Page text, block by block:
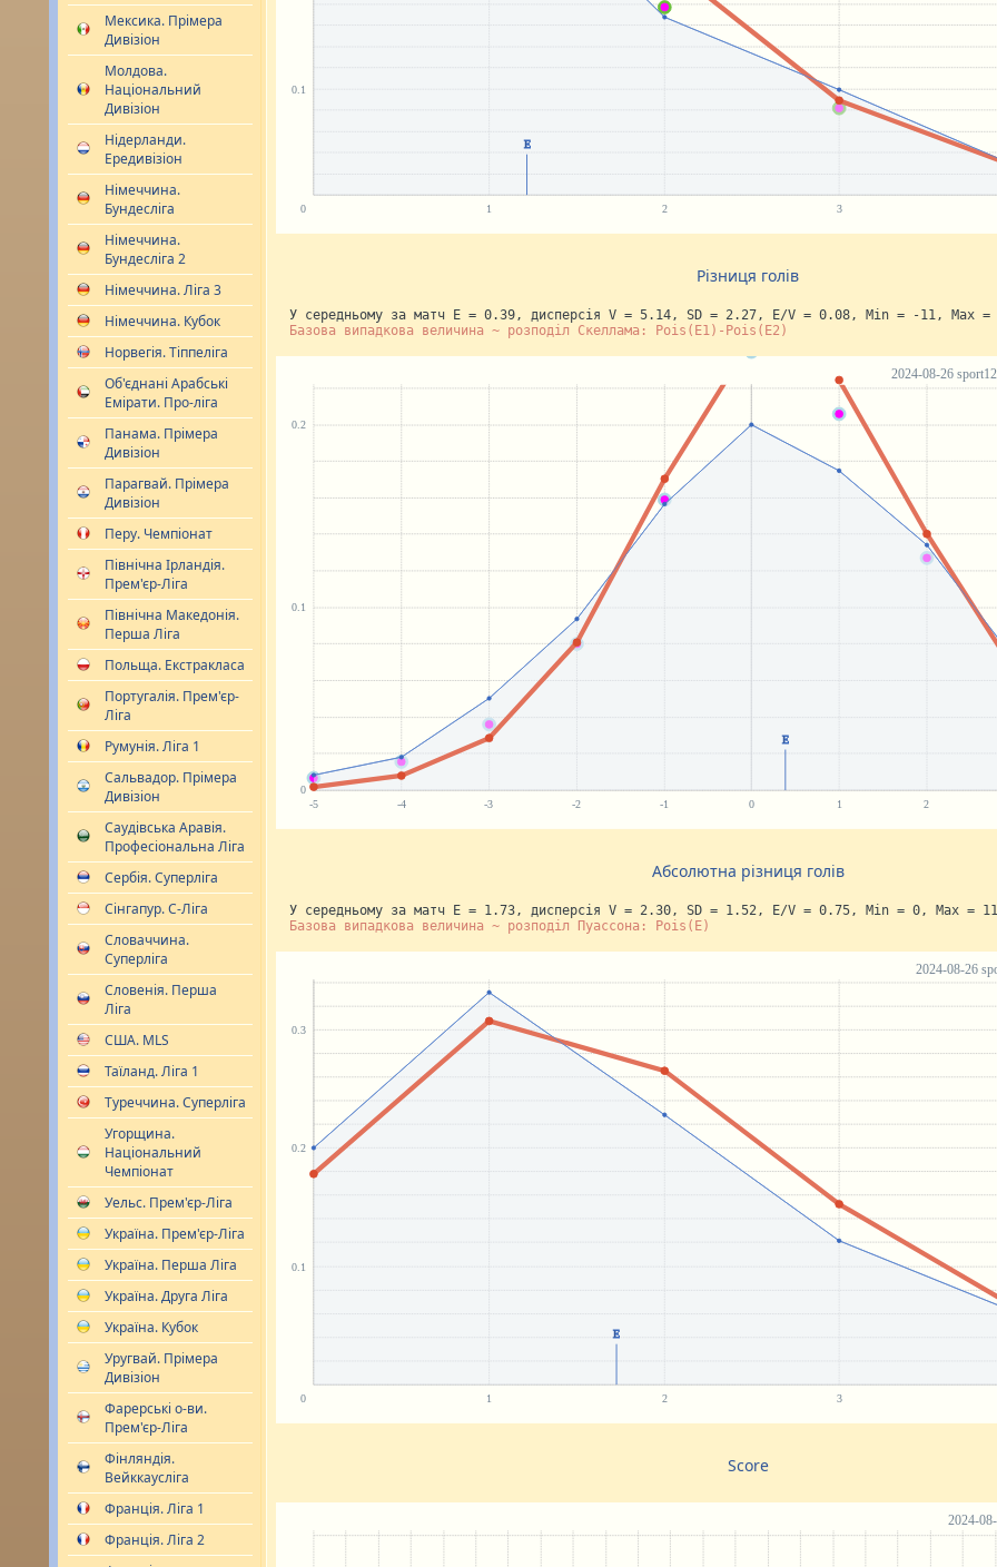
Мексика. Прімера
Дивізіон
Молдова.
Національний
Дивізіон
Нідерланди.
Ередивізіон
Німеччина.
Бундесліга
Німеччина.
Бундесліга 2
Німеччина. Ліга 3
Німеччина. Кубок
Норвегія. Тіппеліга
Об'єднані Арабські
Емірати. Про-ліга
Панама. Прімера
Дивізіон
Парагвай. Прімера
Дивізіон
Перу. Чемпіонат
Північна Ірландія.
Прем'єр-Ліга
Північна Македонія.
Перша Ліга
Польща. Екстракласа
Португалія. Прем'єр-
Ліга
Румунія. Ліга 1
Сальвадор. Прімера
Дивізіон
Саудівська Аравія.
Професіональна Ліга
Сербія. Суперліга
Сінгапур. С-Ліга
Словаччина.
Суперліга
Словенія. Перша
Ліга
США. MLS
Таїланд. Ліга 1
Туреччина. Суперліга
Угорщина.
Національний
Чемпіонат
Уельс. Прем'єр-Ліга
Україна. Прем'єр-Ліга
Україна. Перша Ліга
Україна. Друга Ліга
Україна. Кубок
Уругвай. Прімера
Дивізіон
Фарерські о-ви.
Прем'єр-Ліга
Фінляндія.
Вейккаусліга
Франція. Ліга 1
Франція. Ліга 2
Різниця голів
У середньому за матч E = 0.39, дисперсія V = 5.14, SD = 2.27, E/V = 0.08, Min = -11, Max =
Базова випадкова величина ~ розподіл Скеллама: Pois(E1)-Pois(E2)
Абсолютна різниця голів
У середньому за матч E = 1.73, дисперсія V = 2.30, SD = 1.52, E/V = 0.75, Min = 0, Max = 11
Базова випадкова величина ~ розподіл Пуассона: Pois(E)
Score